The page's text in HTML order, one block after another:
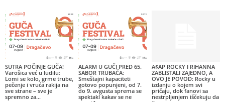
SUTRA POČINJE GUČA!
Varošica već u ludilu:
Lomi se kolo, grme trube,
pečenje i vruća rakija na
sve strane – sve je
spremno za...
ALARM U GUČI PRED 65.
SABOR TRUBAČA:
Smeštajni kapaciteti
gotovo popunjeni, od 7.
do 9. avgusta sprema se
spektakl kakav se ne
A$AP ROCKY I RIHANNA
ZABLISTALI ZAJEDNO, A
OVO JE POVOD: Rocky u
izdanju o kojem svi
pričaju, dok fanovi sa
nestrpljenjem iščekuju da